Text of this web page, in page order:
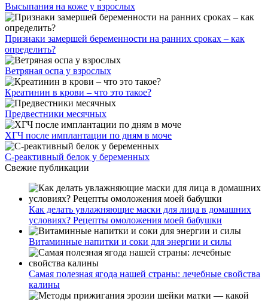
Высыпания на коже у взрослых
Признаки замершей беременности на ранних сроках – как
определить?
Ветряная оспа у взрослых
Креатинин в крови – что это такое?
Предвестники месячных
ХГЧ после имплантации по дням в моче
С-реактивный белок у беременных
Свежие публикации
Как делать увлажняющие маски для лица в домашних
условиях? Рецепты омоложения моей бабушки
Витаминные напитки и соки для энергии и силы
Самая полезная ягода нашей страны: лечебные свойства
калины